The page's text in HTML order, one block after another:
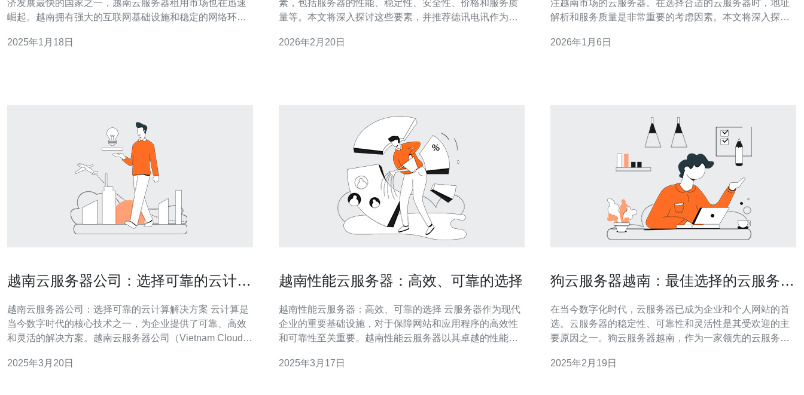
济发展最快的国家之一，越南云服务器租用市场也在迅速
崛起。越南拥有强大的互联网基础设施和稳定的网络环
文将探讨越南云服务器租用的优势以及如何选择合适的服
2025年1月18日
素，包括服务器的性能、稳定性、安全性、价格和服务质
量等。本文将深入探讨这些要素，并推荐德讯电讯作为提
选择越南高性能云服务器时，性能无疑是最重要的因素之
2026年2月20日
注越南市场的云服务器。在选择合适的云服务器时，地址
解析和服务质量是非常重要的考虑因素。本文将深入探讨
解并选择适合的服务。 越南市场的云服务器有哪些特点？
2026年1月6日
越南云服务器公司：选择可靠的云计算
越南云服务器公司：选择可靠的云计算解决方案 云计算是
当今数字时代的核心技术之一，为企业提供了可靠、高效
和灵活的解决方案。越南云服务器公司（Vietnam Cloud
客户提供可靠的云计算解决方案。在选择云计算解决方案
2025年3月20日
越南性能云服务器：高效、可靠的选择
越南性能云服务器：高效、可靠的选择 云服务器作为现代
企业的重要基础设施，对于保障网站和应用程序的高效性
和可靠性至关重要。越南性能云服务器以其卓越的性能和
特点和优势，并为您提供选择的参考。 1. 高性能：越南性
2025年3月17日
狗云服务器越南：最佳选择的云服务器
在当今数字化时代，云服务器已成为企业和个人网站的首
选。云服务器的稳定性、可靠性和灵活性是其受欢迎的主
要原因之一。狗云服务器越南，作为一家领先的云服务提
高性能：狗云服务器越南采用最新的硬件设备，配备高性
2025年2月19日